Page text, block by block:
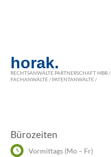
horak.
RECHTSANWÄLTE PARTNERSCHAFT MBB /
FACHANWÄLTE / PATENTANWÄLTE /
Bürozeiten
Vormittags (Mo – Fr)